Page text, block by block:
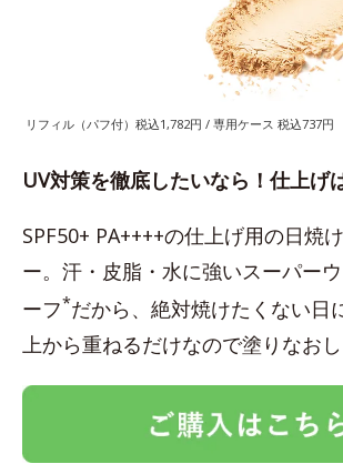
リフィル（パフ付）税込1,782円 / 専用ケース 税込737円
UV対策を徹底したいなら！仕上げ
SPF50+ PA++++の仕上げ用の日焼
ー。汗・皮脂・水に強いスーパー
ーフ*だから、絶対焼けたくない日
上から重ねるだけなので塗りなおし